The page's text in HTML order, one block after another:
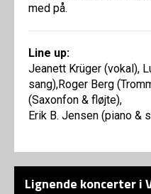
med på.
Line up:
Jeanett Krüger (vokal),
sang),Roger Berg
(Saxonfon & fløjte),
Erik B. Jensen (piano &
Lignende koncerter i